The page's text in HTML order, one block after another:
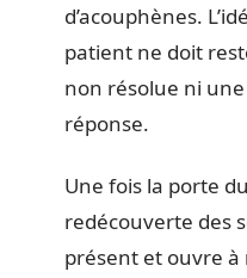
d’acouphènes.
patient ne doit
non résolue ni
réponse.
Une fois la porte
redécouverte des
présent et ouvre